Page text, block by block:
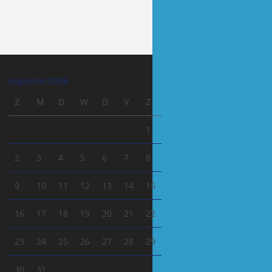
augustus 2026
Z
M D W D V Z
1
2 3 4 5 6 7 8
9 10 11 12 13 14 15
16 17 18 19 20 21 22
23 24 25 26 27 28 29
30 31